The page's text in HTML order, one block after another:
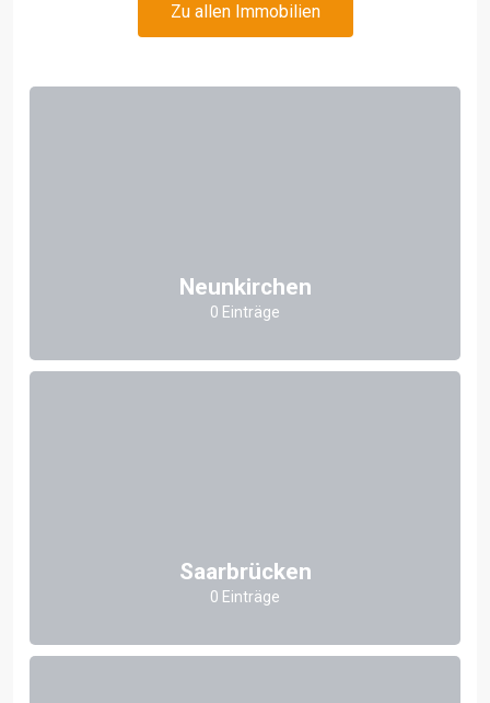
Zu allen Immobilien
Neunkirchen
0 Einträge
Saarbrücken
0 Einträge